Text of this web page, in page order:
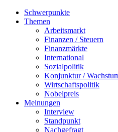
Schwerpunkte
Themen
Arbeitsmarkt
Finanzen / Steuern
Finanzmärkte
International
Sozialpolitik
Konjunktur /
Wirtschaftspolitik
Nobelpreis
Meinungen
Interview
Standpunkt
Nachgefragt